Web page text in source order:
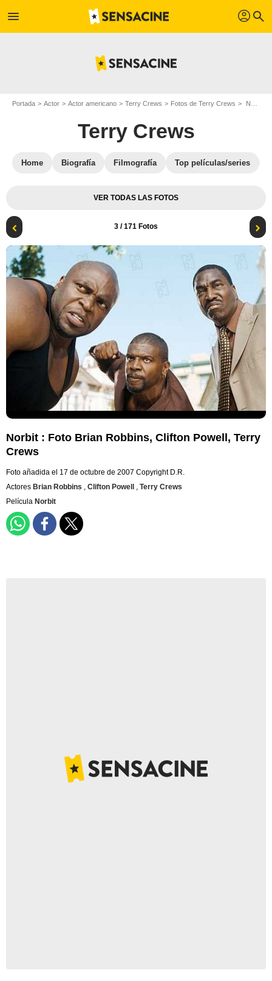
menu profil search
Portada Actor Actor americano Terry Crews Fotos de Terry Crews Norbit : Foto Brian Robbins, Clifton Powell, Terry Crews
Terry Crews
Home Biografía Filmografía Top películas/series
VER TODAS LAS FOTOS
3 / 171 Fotos
Norbit : Foto Brian Robbins, Clifton Powell, Terry
Crews
Foto añadida el 17 de octubre de 2007 Copyright D.R.
Actores Brian Robbins , Clifton Powell , Terry Crews
Película Norbit